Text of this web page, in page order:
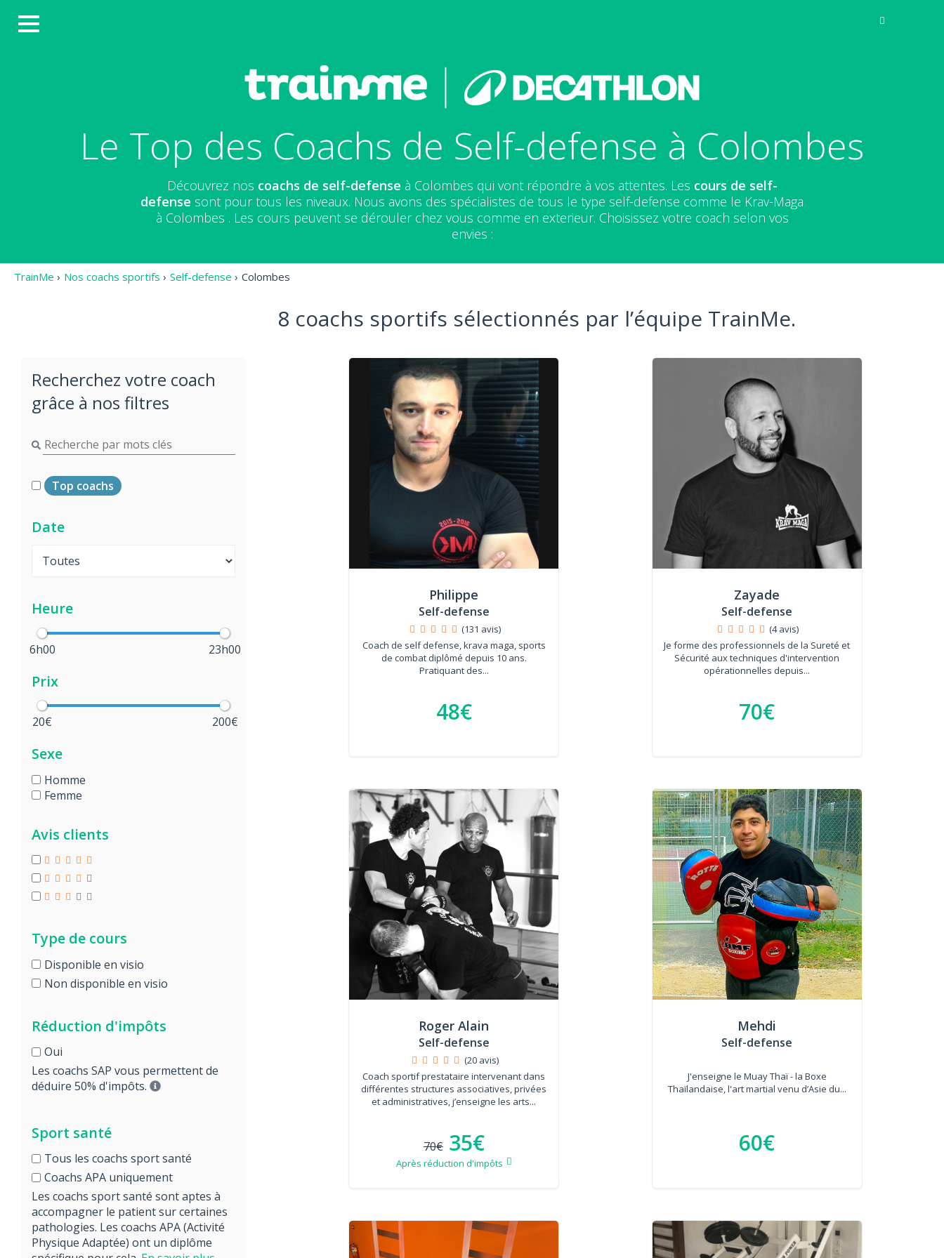
Le Top des Coachs de Self-defense à Colombes
Découvrez nos coachs de self-defense à Colombes qui vont répondre à vos attentes. Les cours de self-
defense sont pour tous les niveaux. Nous avons des spécialistes de tous le type self-defense comme le Krav-Maga
à Colombes . Les cours peuvent se dérouler chez vous comme en exterieur. Choisissez votre coach selon vos
envies :
TrainMe › Nos coachs sportifs › Self-defense › Colombes
Recherchez votre coach
grâce à nos filtres
Top coachs
Date
Heure
6h00 23h00
Prix
20€ 200€
Sexe
Homme
Femme
Avis clients
Type de cours
Disponible en visio
Non disponible en visio
Réduction d'impôts
Oui
Les coachs SAP vous permettent de
déduire 50% d'impôts.
Sport santé
Tous les coachs sport santé
Coachs APA uniquement
Les coachs sport santé sont aptes à
accompagner le patient sur certaines
pathologies. Les coachs APA (Activité
Physique Adaptée) ont un diplôme
8 coachs sportifs sélectionnés par l’équipe TrainMe.
Philippe
Self-defense
(131 avis)
Coach de self defense, krava maga, sports
de combat diplômé depuis 10 ans.
Pratiquant des...
48€
Zayade
Self-defense
(4 avis)
Je forme des professionnels de la Sureté et
Sécurité aux techniques d'intervention
opérationnelles depuis...
70€
Roger Alain
Self-defense
(20 avis)
Coach sportif prestataire intervenant dans
différentes structures associatives, privées
et administratives, j’enseigne les arts...
70€ 35€
Après réduction d'impôts
Mehdi
Self-defense
J'enseigne le Muay Thaï - la Boxe
Thaïlandaise, l'art martial venu d’Asie du...
60€